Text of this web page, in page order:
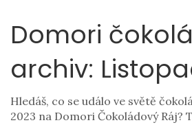
Domori
archiv:
Hledáš, co se událo ve světě
2023 na Domori Čokoládový Ráj?